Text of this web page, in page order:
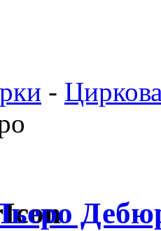
-